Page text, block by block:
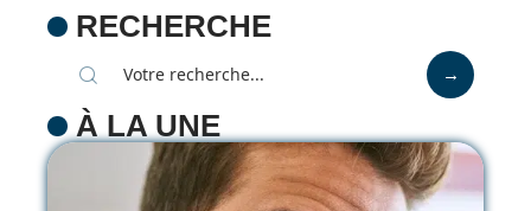
RECHERCHE
À LA UNE